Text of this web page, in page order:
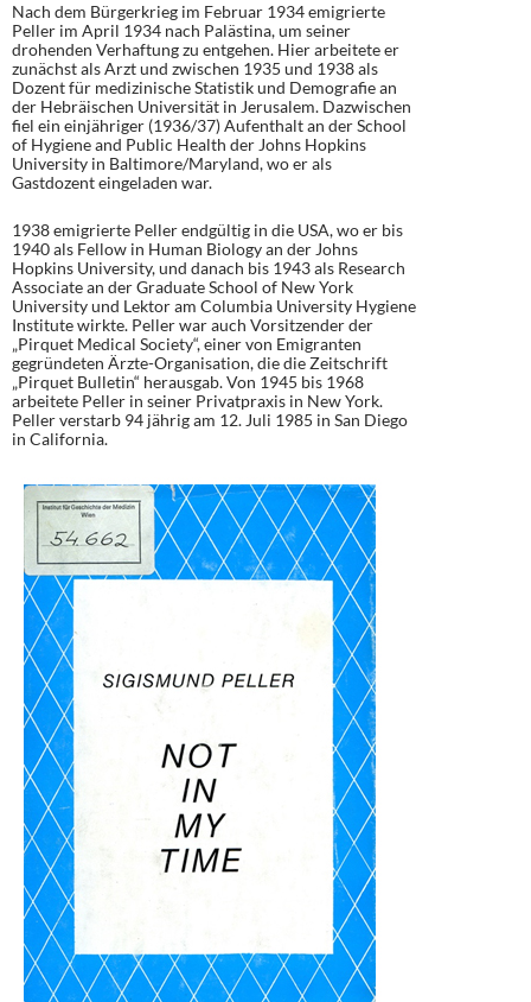
Nach dem Bürgerkrieg im Februar 1934 emigrierte
Peller im April 1934 nach Palästina, um seiner
drohenden Verhaftung zu entgehen. Hier arbeitete er
zunächst als Arzt und zwischen 1935 und 1938 als
Dozent für medizinische Statistik und Demografie an
der Hebräischen Universität in Jerusalem. Dazwischen
fiel ein einjähriger (1936/37) Aufenthalt an der School
of Hygiene and Public Health der Johns Hopkins
University in Baltimore/Maryland, wo er als
Gastdozent eingeladen war.
1938 emigrierte Peller endgültig in die USA, wo er bis
1940 als Fellow in Human Biology an der Johns
Hopkins University, und danach bis 1943 als Research
Associate an der Graduate School of New York
University und Lektor am Columbia University Hygiene
Institute wirkte. Peller war auch Vorsitzender der
„Pirquet Medical Society“, einer von Emigranten
gegründeten Ärzte-Organisation, die die Zeitschrift
„Pirquet Bulletin“ herausgab. Von 1945 bis 1968
arbeitete Peller in seiner Privatpraxis in New York.
Peller verstarb 94 jährig am 12. Juli 1985 in San Diego
in California.